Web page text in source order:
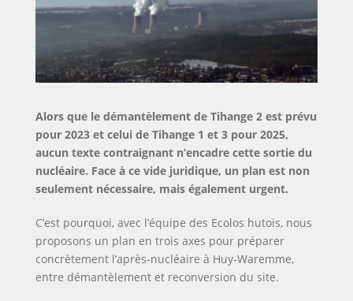
la
planète
des
futures
Alors que le démantèlement de Tihange 2 est prévu
pour 2023 et celui de Tihange 1 et 3 pour 2025,
aucun texte contraignant n’encadre cette sortie du
nucléaire. Face à ce vide juridique, un plan est non
seulement nécessaire, mais également urgent.
C’est pourquoi, avec l’équipe des Ecolos hutois, nous
proposons un plan en trois axes pour préparer
concrètement l’après-nucléaire à Huy-Waremme,
entre démantèlement et reconversion du site.